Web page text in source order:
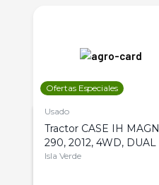
Ofertas Especiales
Usado
Tractor CASE IH
290, 2012, 4WD, DUAL
Isla Verde